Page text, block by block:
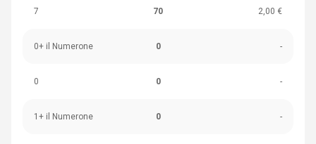
7 70 2,00 €
0+ il Numerone 0 -
0 0 -
1+ il Numerone 0 -